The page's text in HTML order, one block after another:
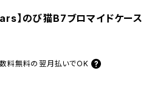
】のび猫B7ブロマイドケース
料無料の 翌月払いでOK